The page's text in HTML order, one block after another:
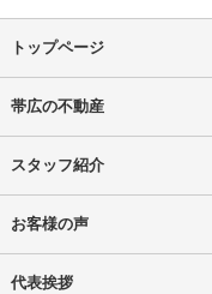
トップページ
帯広の不動産
スタッフ紹介
お客様の声
代表挨拶